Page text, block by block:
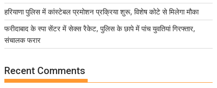
हरियाणा पुलिस में कांस्टेबल प्रमोशन प्रक्रिया शुरू, विशेष कोटे से मिलेगा मौका
फरीदाबाद के स्पा सेंटर में सेक्स रैकेट, पुलिस के छापे में पांच युवतियां गिरफ्तार,
संचालक फरार
Recent Comments